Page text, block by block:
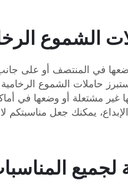
الشموع
في المنتصف أو على
حاملات الشموع
يمكنك جعل مناسبتكم
لجميع